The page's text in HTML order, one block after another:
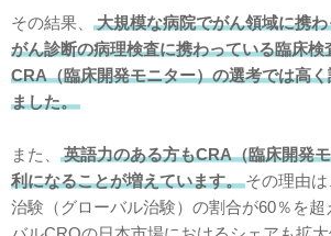
その結果、
大規模な病院でがん領域に携
がん診断の病理検査に携わっている臨床検
CRA（臨床開発モニター）の選考では高
ました。
また、
英語力のある方もCRA（臨床開発
利になることが増えています。 その理由
治験（グローバル治験）の割合が60％を